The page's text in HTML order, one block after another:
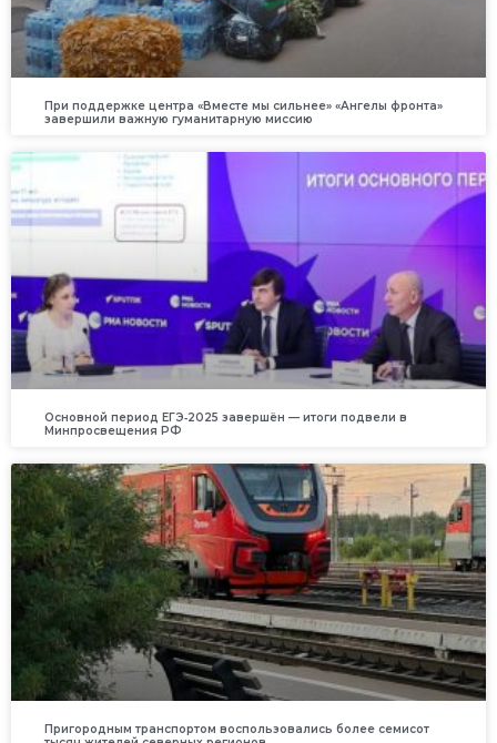
При поддержке центра «Вместе мы сильнее» «Ангелы фронта»
завершили важную гуманитарную миссию
Основной период ЕГЭ‑2025 завершён — итоги подвели в
Минпросвещения РФ
Пригородным транспортом воспользовались более семисот